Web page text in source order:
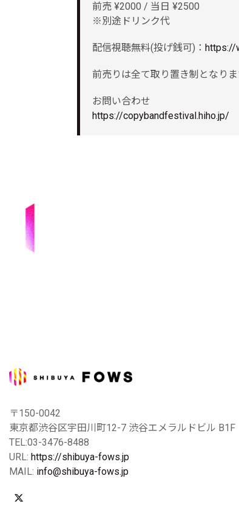
前売 ¥2000 / 当日 ¥2500
※別途ドリンク代
配信視聴無料(投げ銭可)： https://
前売りは全て取り置き制となりま
お問い合わせ
https://copybandfestival.hiho.jp/
〒150-0042
東京都渋谷区宇田川町12-7 渋谷エメラルドビル B1F
TEL:03-3476-8488
URL: https://shibuya-fows.jp
MAIL: info@shibuya-fows.jp